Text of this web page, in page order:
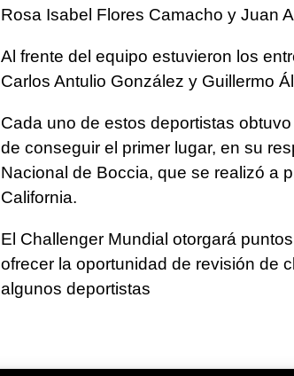
Rosa Isabel Flores Camacho y Juan
Al frente del equipo estuvieron los
Carlos Antulio González y Guillermo
Cada uno de estos deportistas
de conseguir el primer lugar, en su
Nacional de Boccia, que se realizó a
California.
El Challenger Mundial otorgará
ofrecer la oportunidad de revisión de
algunos deportistas